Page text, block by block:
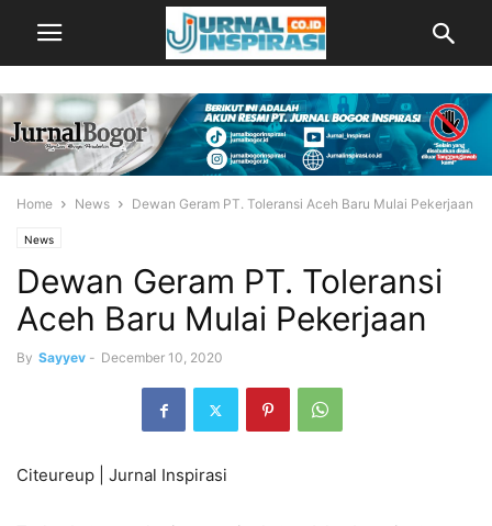
Home News Dewan Geram PT. Toleransi Aceh Baru Mulai Pekerjaan
News
Dewan Geram PT. Toleransi
Aceh Baru Mulai Pekerjaan
By Sayyev - December 10, 2020
Citeureup | Jurnal Inspirasi